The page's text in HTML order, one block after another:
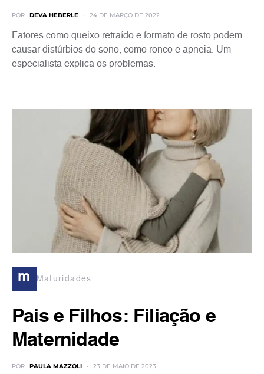
POR DEVA HEBERLE 24 DE MARÇO DE 2022
Fatores como queixo retraído e formato de rosto podem
causar distúrbios do sono, como ronco e apneia. Um
especialista explica os problemas.
m Maturidades
Pais e Filhos: Filiação e
Maternidade
POR PAULA MAZZOLI 23 DE MAIO DE 2023